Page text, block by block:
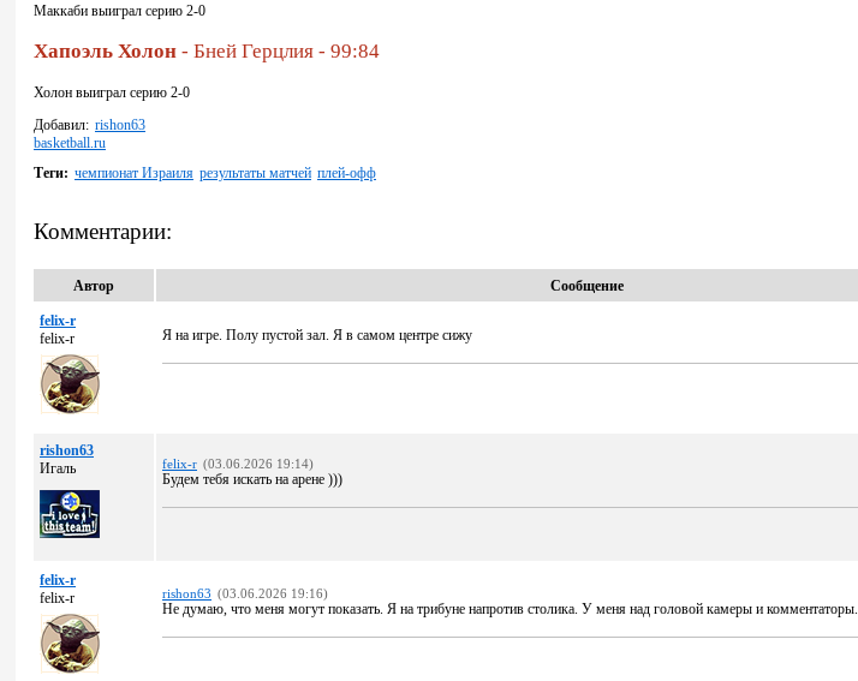
Маккаби выиграл серию 2-0
Хапоэль Холон - Бней Герцлия - 99:84
Холон выиграл серию 2-0
Добавил: rishon63
basketball.ru
Теги: чемпионат Израиля результаты матчей плей-офф
Комментарии:
Автор Сообщение
felix-r
felix-r
Я на игре. Полу пустой зал. Я в самом центре сижу
rishon63
Игаль
felix-r (03.06.2026 19:14)
Будем тебя искать на арене )))
felix-r
felix-r
rishon63 (03.06.2026 19:16)
Не думаю, что меня могут показать. Я на трибуне напротив столика. У меня над головой камеры и комментаторы.